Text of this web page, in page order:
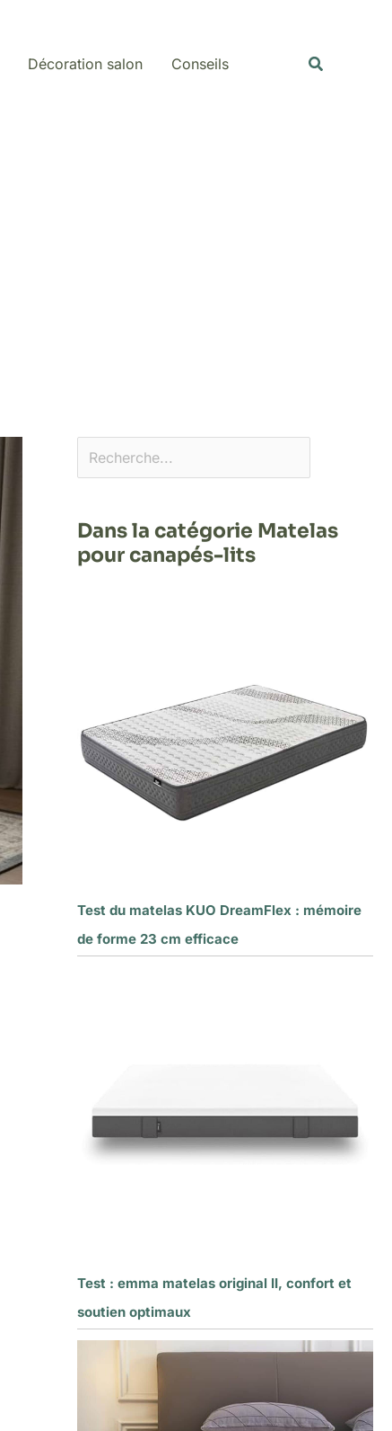
Décoration salon Conseils
Dans la catégorie Matelas
pour canapés-lits
Test du matelas KUO DreamFlex : mémoire
de forme 23 cm efficace
Test : emma matelas original II, confort et
soutien optimaux